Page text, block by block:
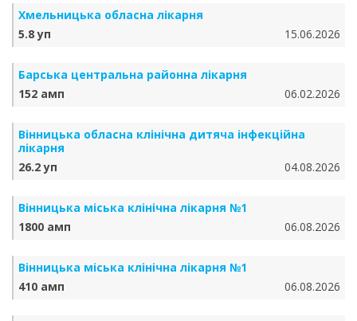
Хмельницька обласна лікарня
5.8 уп
15.06.2026
Барська центральна районна лікарня
152 амп
06.02.2026
Вінницька обласна клінічна дитяча інфекційна
лікарня
26.2 уп
04.08.2026
Вінницька міська клінічна лікарня №1
1800 амп
06.08.2026
Вінницька міська клінічна лікарня №1
410 амп
06.08.2026